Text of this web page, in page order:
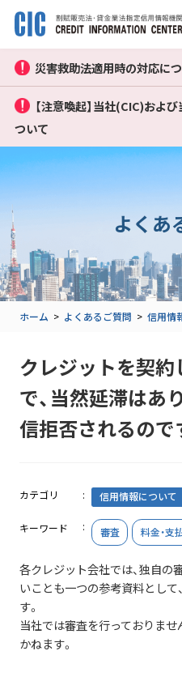
災害救助法適用時の対応に
【注意喚起】当社(CIC)およ
ついて
よくあ
ホーム > よくあるご質問 > 信用情
クレジットを契
で、当然延滞はあ
信拒否されるので
カテゴリ 信用情報について
キーワード 審査 料金・支
各クレジット会社では、独自の
いことも一つの参考資料として
す。
当社では審査を行っておりませ
かねます。